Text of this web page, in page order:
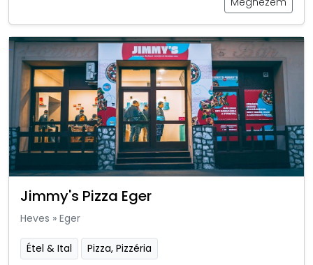
Jimmy's Pizza Eger
Heves » Eger
Étel & Ital Pizza, Pizzéria